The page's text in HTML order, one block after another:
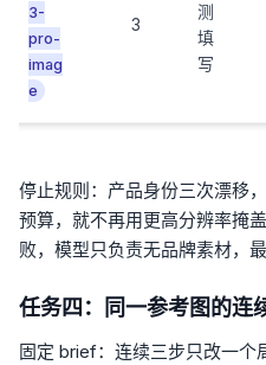
3-
pro-
imag
e
3
测
填
写
停止规则：产品身份三次漂移
预算，就不再用更高分辨率掩
败，模型只负责无品牌素材，
任务四：同一参考图的连
固定 brief：连续三步只改一个